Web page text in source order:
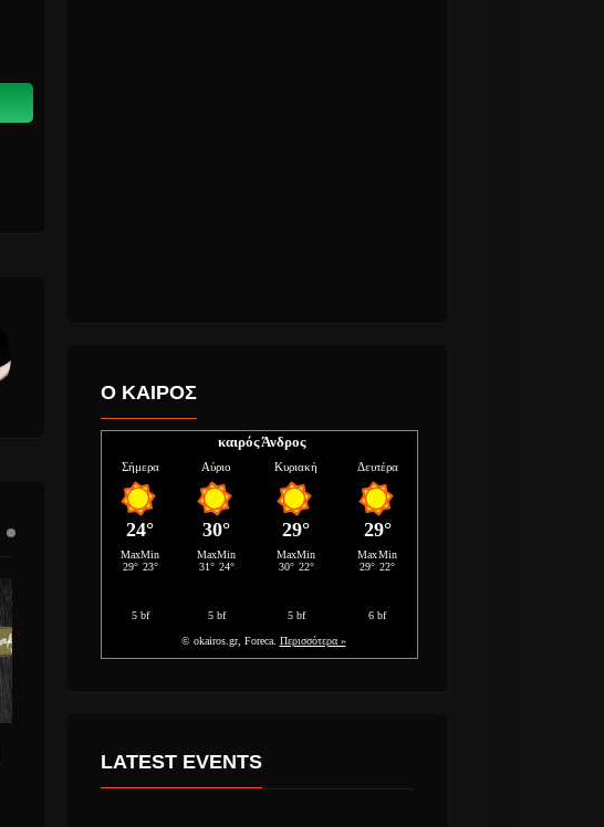
σας εύχεται Καλή
χρονιά, Χρόνια
“Στα Χίλια Χρόνια
Μια Φορά” νέο
Ο ΚΑΙΡΟΣ
καιρός Άνδρος
LATEST EVENTS